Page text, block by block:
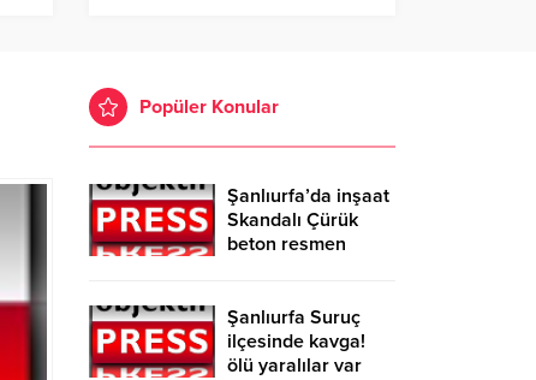
Popüler Konular
Şanlıurfa’da inşaat
Skandalı Çürük
beton resmen
Şanlıurfa Suruç
ilçesinde kavga!
ölü yaralılar var